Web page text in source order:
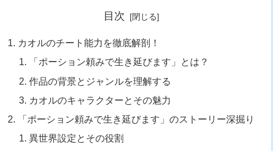
目次
カオルのチート能力を徹底解剖！
「ポーション頼みで生き延びます」とは？
作品の背景とジャンルを理解する
カオルのキャラクターとその魅力
「ポーション頼みで生き延びます」のストーリー深掘り
異世界設定とその役割